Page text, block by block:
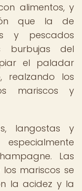
alimentos, y
que la de
y pescados
burbujas del
el paladar
realzando los
mariscos y
langostas y
Las
mariscos se
la acidez y la